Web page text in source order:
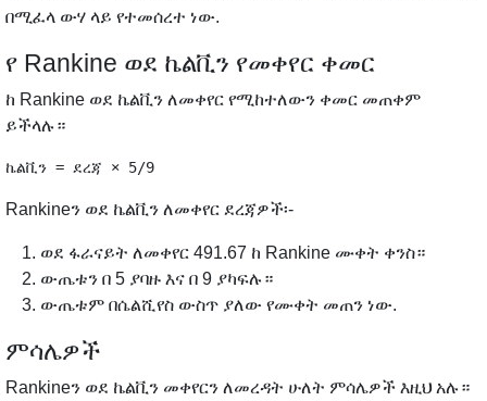
በሚፈላ ውሃ ላይ የተመሰረተ ነው.
የ Rankine ወደ ኬልቪን የመቀየር ቀመር
ከ Rankine ወደ ኬልቪን ለመቀየር የሚከተለውን ቀመር መጠቀም
ይችላሉ።
Rankineን ወደ ኬልቪን ለመቀየር ደረጃዎች፡-
ወደ ፋራናይት ለመቀየር 491.67 ከ Rankine ሙቀት ቀንስ።
ውጤቱን በ 5 ያባዙ እና በ 9 ያካፍሉ።
ውጤቱም በሴልሺየስ ውስጥ ያለው የሙቀት መጠን ነው.
ምሳሌዎች
Rankineን ወደ ኬልቪን መቀየርን ለመረዳት ሁለት ምሳሌዎች እዚህ አሉ።